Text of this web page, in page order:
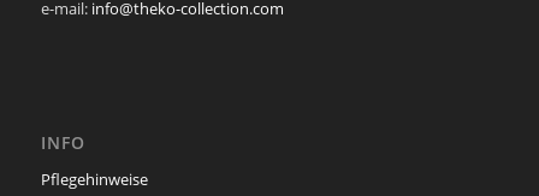
e-mail: info@theko-collection.com
INFO
Pflegehinweise